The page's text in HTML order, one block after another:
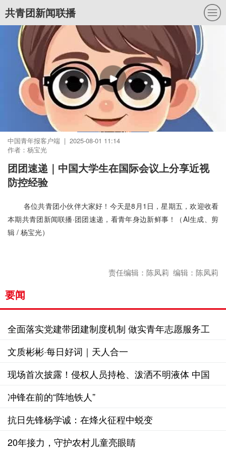
共青团新闻联播
中国青年报客户端 | 2025-08-01 11:14
作者：杨宝光
团团速递｜中国大学生在国际会议上分享近视
防控经验
各位共青团小伙伴大家好！今天是8月1日，星期五，欢迎收看
本期共青团新闻联播·团团速递，看青年身边新鲜事！（AI生成、剪
辑 / 杨宝光）
责任编辑：陈凤莉 编辑：陈凤莉
要闻
全面落实党建带团建制度机制 做实青年志愿服务工
作
文质彬彬·每日好词｜天人合一
现场首次披露！侵权人员持枪、泼洒不明液体 中国
海警6分钟成功处置
冲锋在前的“阵地铁人”
抗日先锋杨学诚：在烽火征程中蜕变
20年接力，守护农村儿童亮眼睛